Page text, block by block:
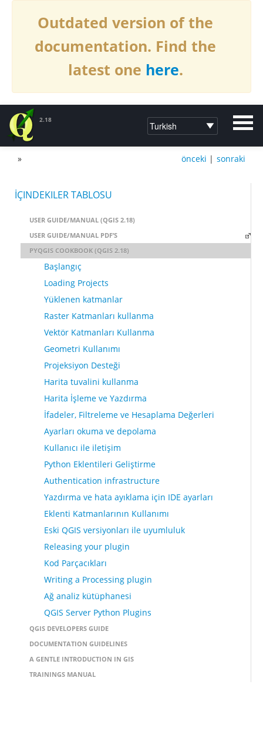
Outdated version of the
documentation. Find the
latest one here.
2.18
DOCUMENTATION QGIS 2.18 sonraki
önceki |
»
İÇINDEKILER TABLOSU
USER GUIDE/MANUAL (QGIS 2.18)
USER GUIDE/MANUAL PDF’S
PYQGIS COOKBOOK (QGIS 2.18)
Başlangıç
Loading Projects
Yüklenen katmanlar
Raster Katmanları kullanma
Vektör Katmanları Kullanma
Geometri Kullanımı
Projeksiyon Desteği
Harita tuvalini kullanma
Harita İşleme ve Yazdırma
İfadeler, Filtreleme ve Hesaplama Değerleri
Ayarları okuma ve depolama
Kullanıcı ile iletişim
Python Eklentileri Geliştirme
Authentication infrastructure
Yazdırma ve hata ayıklama için IDE ayarları
Eklenti Katmanlarının Kullanımı
Eski QGIS versiyonları ile uyumluluk
Releasing your plugin
Kod Parçacıkları
Writing a Processing plugin
Ağ analiz kütüphanesi
QGIS Server Python Plugins
QGIS DEVELOPERS GUIDE
DOCUMENTATION GUIDELINES
A GENTLE INTRODUCTION IN GIS
TRAININGS MANUAL